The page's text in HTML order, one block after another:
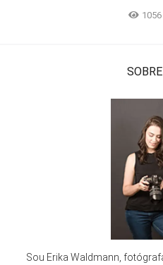
1056
Sou Erika Waldmann,